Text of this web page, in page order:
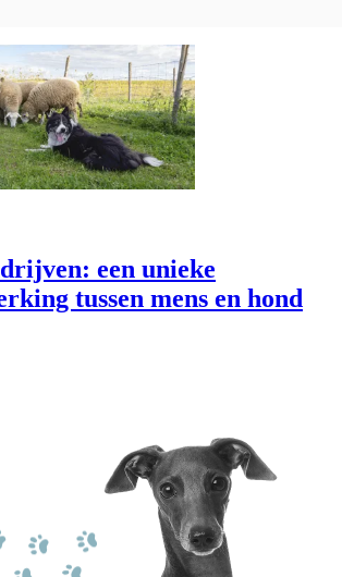
een unieke
tussen mens en hond